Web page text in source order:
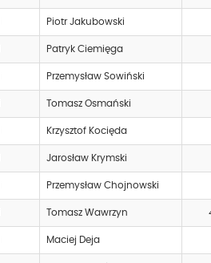
Piotr Jakubowski
Patryk Ciemięga
Przemysław Sowiński
Tomasz Osmański
Krzysztof Kocięda
Jarosław Krymski
Przemysław Chojnowski
Tomasz Wawrzyn
Maciej Deja